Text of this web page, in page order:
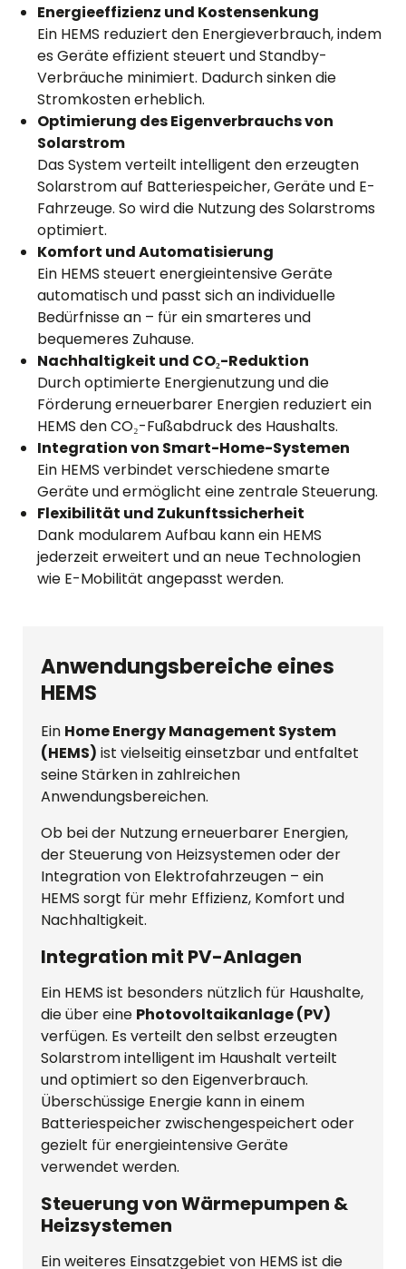
Energieeffizienz und Kostensenkung
Ein HEMS reduziert den Energieverbrauch, indem
es Geräte effizient steuert und Standby-
Verbräuche minimiert. Dadurch sinken die
Stromkosten erheblich.
Optimierung des Eigenverbrauchs von
Solarstrom
Das System verteilt intelligent den erzeugten
Solarstrom auf Batteriespeicher, Geräte und E-
Fahrzeuge. So wird die Nutzung des Solarstroms
optimiert.
Komfort und Automatisierung
Ein HEMS steuert energieintensive Geräte
automatisch und passt sich an individuelle
Bedürfnisse an – für ein smarteres und
bequemeres Zuhause.
Nachhaltigkeit und CO₂-Reduktion
Durch optimierte Energienutzung und die
Förderung erneuerbarer Energien reduziert ein
HEMS den CO₂-Fußabdruck des Haushalts.
Integration von Smart-Home-Systemen
Ein HEMS verbindet verschiedene smarte
Geräte und ermöglicht eine zentrale Steuerung.
Flexibilität und Zukunftssicherheit
Dank modularem Aufbau kann ein HEMS
jederzeit erweitert und an neue Technologien
wie E-Mobilität angepasst werden.
Anwendungsbereiche eines
HEMS
Ein Home Energy Management System
(HEMS) ist vielseitig einsetzbar und entfaltet
seine Stärken in zahlreichen
Anwendungsbereichen.
Ob bei der Nutzung erneuerbarer Energien,
der Steuerung von Heizsystemen oder der
Integration von Elektrofahrzeugen – ein
HEMS sorgt für mehr Effizienz, Komfort und
Nachhaltigkeit.
Integration mit PV-Anlagen
Ein HEMS ist besonders nützlich für Haushalte,
die über eine Photovoltaikanlage (PV)
verfügen. Es verteilt den selbst erzeugten
Solarstrom intelligent im Haushalt verteilt
und optimiert so den Eigenverbrauch.
Überschüssige Energie kann in einem
Batteriespeicher zwischengespeichert oder
gezielt für energieintensive Geräte
verwendet werden.
Steuerung von Wärmepumpen &
Heizsystemen
Ein weiteres Einsatzgebiet von HEMS ist die